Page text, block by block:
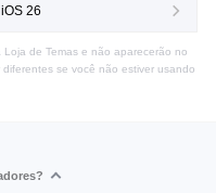
26
de Temas e não aparecerão no
se você não estiver usando